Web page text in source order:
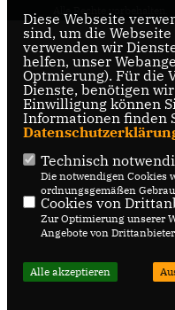
Alle Rechte vorbehalten.
Diese Webseite
sind, um die
verwenden wir
helfen, unser
Optmierung). Für die
Dienste, benötigen
Einwilligung können
Informationen finden
Technisch
Die notwendigen Cookies
ordnungsgemäßen
Cookies von
Zur Optimierung unserer
Angebote von
Alle akzeptieren